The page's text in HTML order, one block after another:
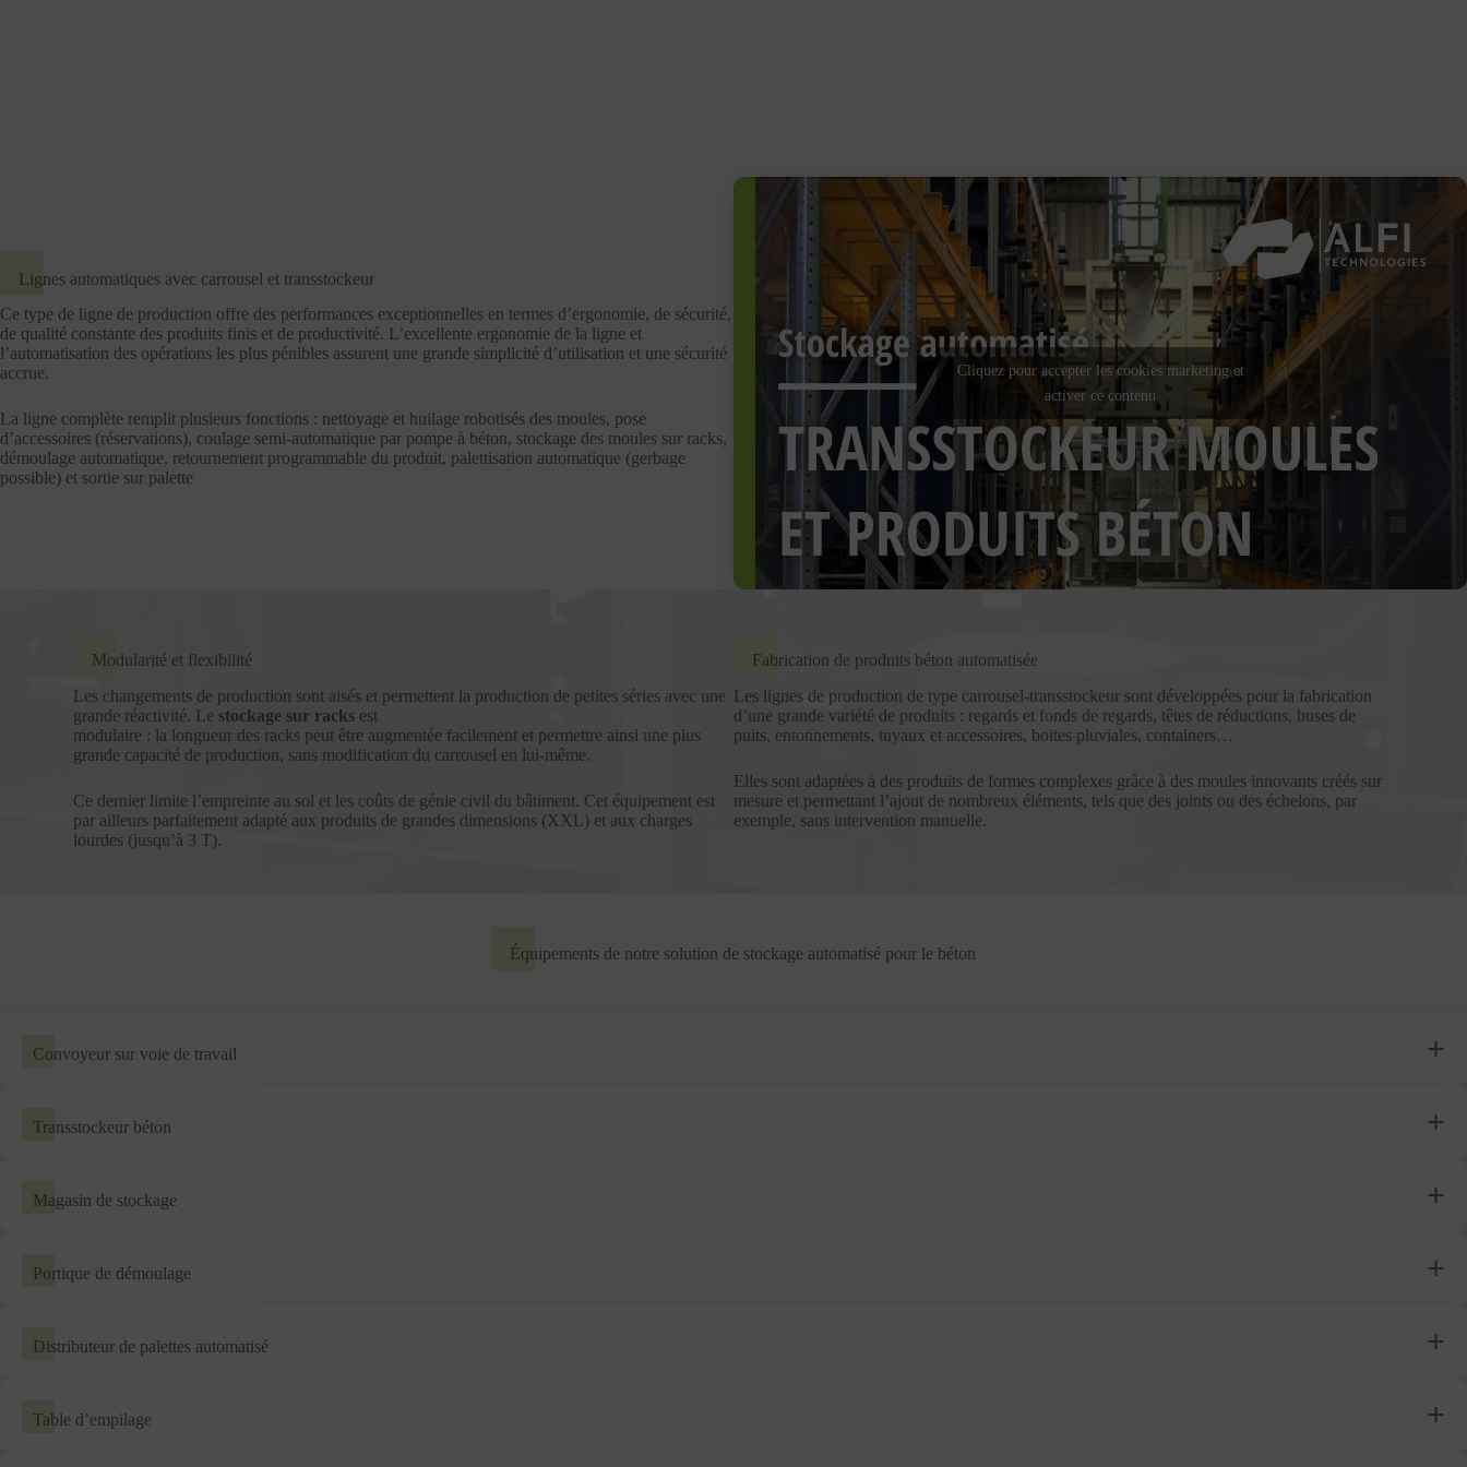
Lignes automatiques avec carrousel et transstockeur
Ce type de ligne de production offre des performances exceptionnelles en termes d’ergonomie, de sécurité,
de qualité constante des produits finis et de productivité. L’excellente ergonomie de la ligne et
l’automatisation des opérations les plus pénibles assurent une grande simplicité d’utilisation et une sécurité
accrue.
La ligne complète remplit plusieurs fonctions : nettoyage et huilage robotisés des moules, pose
d’accessoires (réservations), coulage semi-automatique par pompe à béton, stockage des moules sur racks,
démoulage automatique, retournement programmable du produit, palettisation automatique (gerbage
possible) et sortie sur palette
Cliquez pour accepter les cookies marketing et
activer ce contenu
Modularité et flexibilité
Les changements de production sont aisés et permettent la production de petites séries avec une
grande réactivité. Le stockage sur racks est
modulaire : la longueur des racks peut être augmentée facilement et permettre ainsi une plus
grande capacité de production, sans modification du carrousel en lui-même.
Ce dernier limite l’empreinte au sol et les coûts de génie civil du bâtiment. Cet équipement est
par ailleurs parfaitement adapté aux produits de grandes dimensions (XXL) et aux charges
lourdes (jusqu’à 3 T).
Fabrication de produits béton automatisée
Les lignes de production de type carrousel-transstockeur sont développées pour la fabrication
d’une grande variété de produits : regards et fonds de regards, têtes de réductions, buses de
puits, entonnements, tuyaux et accessoires, boites pluviales, containers…
Elles sont adaptées à des produits de formes complexes grâce à des moules innovants créés sur
mesure et permettant l’ajout de nombreux éléments, tels que des joints ou des échelons, par
exemple, sans intervention manuelle.
Équipements de notre solution de stockage automatisé pour le béton
Convoyeur sur voie de travail
Transstockeur béton
Magasin de stockage
Portique de démoulage
Distributeur de palettes automatisé
Table d’empilage